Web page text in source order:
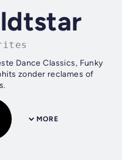
Dance Classics, Funky
zonder reclames of
MORE